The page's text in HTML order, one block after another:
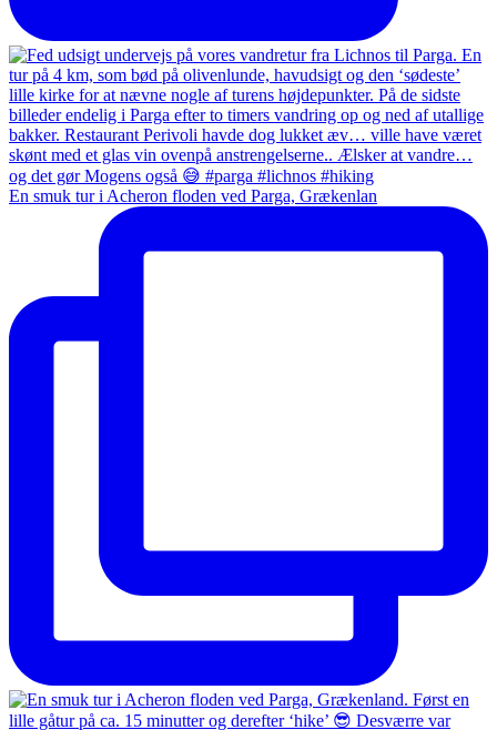
En smuk tur i Acheron floden ved Parga, Grækenlan